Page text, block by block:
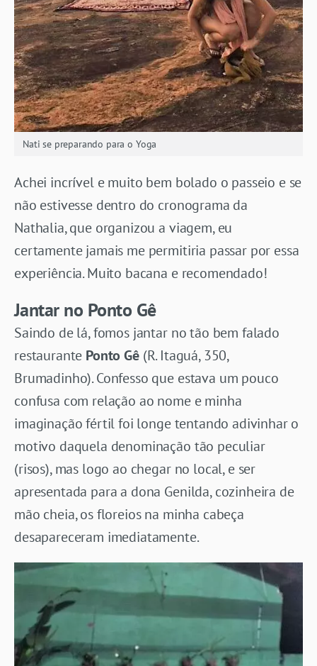
Nati se preparando para o Yoga
Achei incrível e muito bem bolado o passeio e se
não estivesse dentro do cronograma da
Nathalia, que organizou a viagem, eu
certamente jamais me permitiria passar por essa
experiência. Muito bacana e recomendado!
Jantar no Ponto Gê
Saindo de lá, fomos jantar no tão bem falado
restaurante Ponto Gê(R. Itaguá, 350,
Brumadinho). Confesso que estava um pouco
confusa com relação ao nome e minha
imaginação fértil foi longe tentando adivinhar o
motivo daquela denominação tão peculiar
(risos), mas logo ao chegar no local, e ser
apresentada para a dona Genilda, cozinheira de
mão cheia, os floreios na minha cabeça
desapareceram imediatamente.